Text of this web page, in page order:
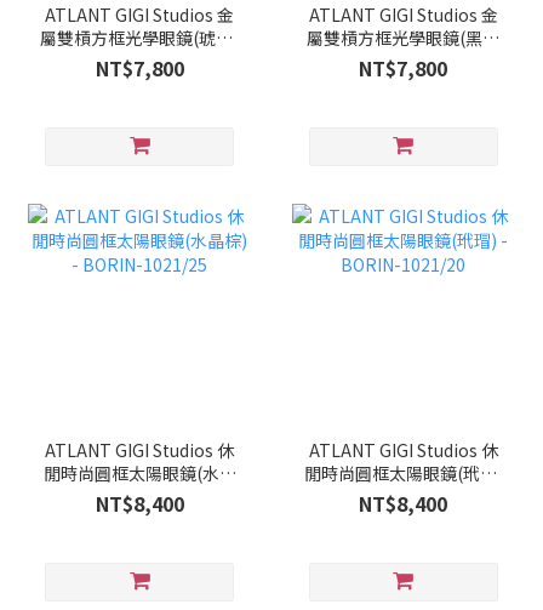
ATLANT GIGI Studios 金
屬雙槓方框光學眼鏡(琥珀)
- SYDNEY-016A/02
NT$7,800
ATLANT GIGI Studios 金
屬雙槓方框光學眼鏡(黑) -
SYDNEY-016A/01
NT$7,800
ATLANT GIGI Studios 休
閒時尚圓框太陽眼鏡(水晶
棕) - BORIN-1021/25
NT$8,400
ATLANT GIGI Studios 休
閒時尚圓框太陽眼鏡(玳瑁)
- BORIN-1021/20
NT$8,400